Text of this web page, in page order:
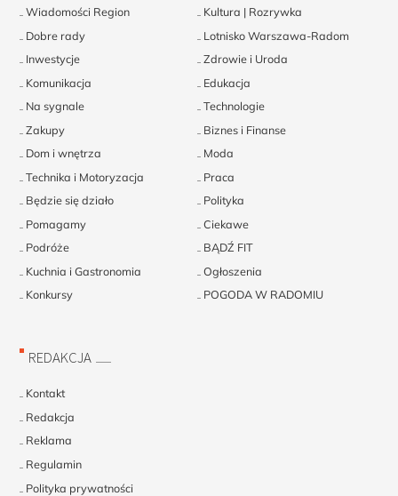
Wiadomości Region
Kultura | Rozrywka
Dobre rady
Lotnisko Warszawa-Radom
Inwestycje
Zdrowie i Uroda
Komunikacja
Edukacja
Na sygnale
Technologie
Zakupy
Biznes i Finanse
Dom i wnętrza
Moda
Technika i Motoryzacja
Praca
Będzie się działo
Polityka
Pomagamy
Ciekawe
Podróże
BĄDŹ FIT
Kuchnia i Gastronomia
Ogłoszenia
Konkursy
POGODA W RADOMIU
REDAKCJA
Kontakt
Redakcja
Reklama
Regulamin
Polityka prywatności